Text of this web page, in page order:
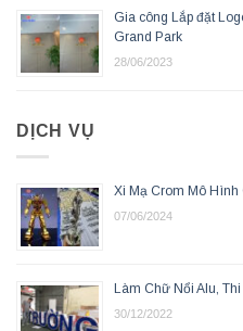
Gia công Lắp đặt
Grand Park
28/06/2023
DỊCH VỤ
Xi Mạ Crom Mô Hình
07/06/2024
Làm Chữ Nổi Alu,
30/12/2022